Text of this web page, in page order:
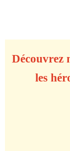
Découvrez
les